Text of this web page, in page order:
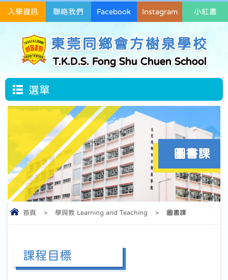
東莞同鄉會方樹泉學校
T.K.D.S. Fong Shu Chuen School
入學資訊 聯絡我們 Facebook Instagram 小紅書
選單
圖書課
首頁 > 學與教 Learning and Teaching > 圖書課
課程目標